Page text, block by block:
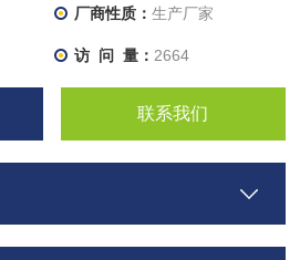
厂商性质： 生产厂家
访 问 量： 2664
联系我们